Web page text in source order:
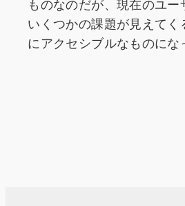
いくつかの課題が見えて
にアクセシブルなものにな